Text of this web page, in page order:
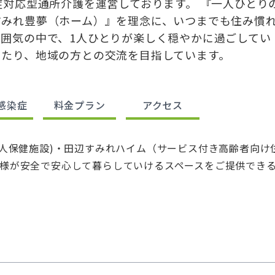
豊夢（ホーム）』を理念に、いつまでも住み慣
気の中で、1人ひとりが楽しく穏やかに過ごしてい
り、地域の方との交流を目指しています。
染症 料金プラン アクセス
保健施設)・田辺すみれハイム（サービス付き高齢者向け
が安全で安心して暮らしていけるスペースをご提供でき